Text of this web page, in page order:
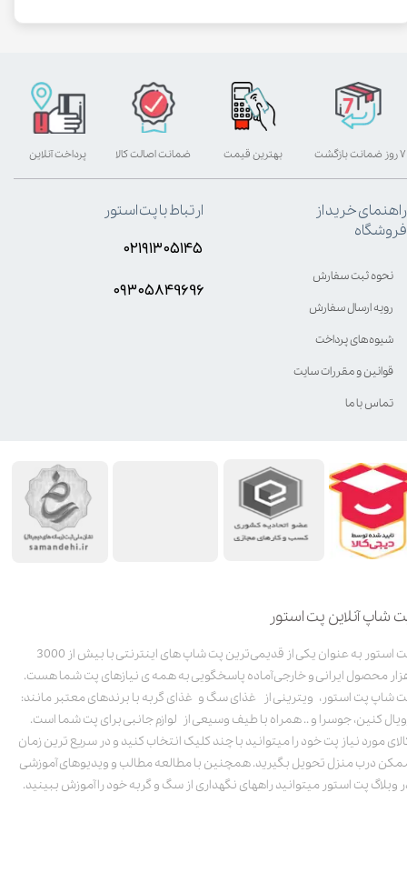
شاپ آنلاین پت استور
پت استور به عنوان یکی از قدیمی‌ترین پت شاپ های اینترنتی با بیش از 3000
محصول ایرانی و خارجی آماده پاسخگویی به همه ی نیازهای پت شما هست.
شاپ پت استور، ویترینی از غذای سگ و غذای گربه با برندهای معتبر مانند:
کنین، جوسرا و .. همراه با طیف وسیعی از لوازم جانبی برای پت شما است.
مورد نیاز پت خود را میتوانید با چند کلیک انتخاب کنید و در سریع ترین زمان
درب منزل تحویل بگیرید. همچنین با مطالعه مطالب و ویدیوهای آموزشی
وبلاگ پت استور میتوانید راههای نگهداری از سگ و گربه خود را آموزش ببینید.
بهترین قیمت پرداخت آنلاین ۷ روز ضمانت بازگشت ضمانت اصالت کالا
راهنمای خرید از
فروشگاه
نحوه ثبت سفارش
رویه ارسال سفارش
شیوه‌های پرداخت
قوانین و مقررات سایت
تماس با ما
ارتباط با پت استور
۰۲۱۹۱۳۰۵۱۴۵
۰۹۳۰۵8۴9696